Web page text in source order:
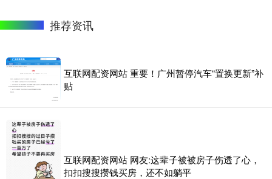
推荐资讯
互联网配资网站 重要！广州暂停汽车“置换更新”补
贴
互联网配资网站 网友:这辈子被被房子伤透了心，
扣扣搜搜攒钱买房，还不如躺平